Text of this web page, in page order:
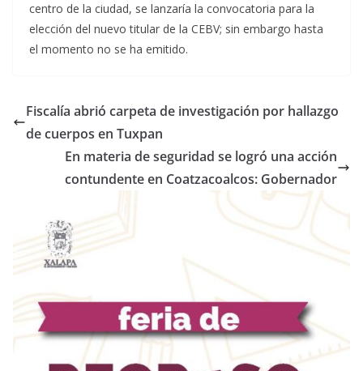
centro de la ciudad, se lanzaría la convocatoria para la
elección del nuevo titular de la CEBV; sin embargo hasta
el momento no se ha emitido.
Fiscalía abrió carpeta de investigación por hallazgo
de cuerpos en Tuxpan
En materia de seguridad se logró una acción
contundente en Coatzacoalcos: Gobernador